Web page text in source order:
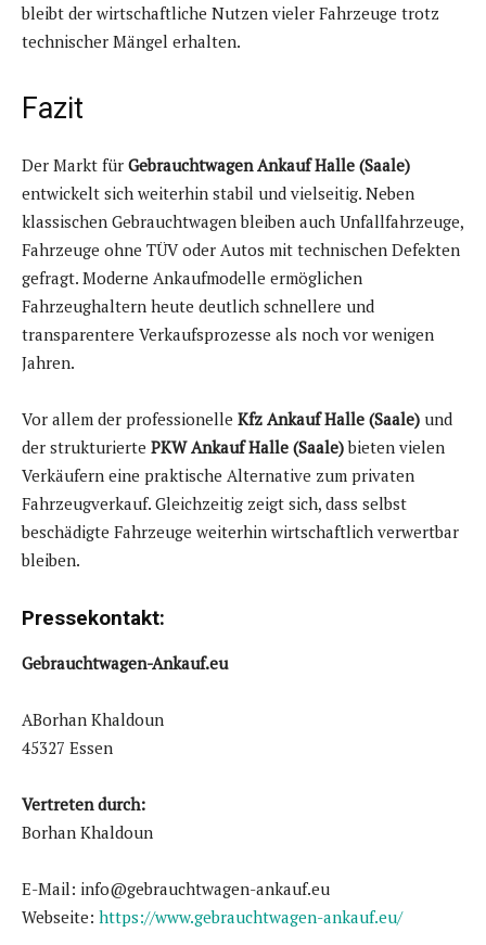
bleibt der wirtschaftliche Nutzen vieler Fahrzeuge trotz
technischer Mängel erhalten.
Fazit
Der Markt für Gebrauchtwagen Ankauf Halle (Saale)
entwickelt sich weiterhin stabil und vielseitig. Neben
klassischen Gebrauchtwagen bleiben auch Unfallfahrzeuge,
Fahrzeuge ohne TÜV oder Autos mit technischen Defekten
gefragt. Moderne Ankaufmodelle ermöglichen
Fahrzeughaltern heute deutlich schnellere und
transparentere Verkaufsprozesse als noch vor wenigen
Jahren.
Vor allem der professionelle Kfz Ankauf Halle (Saale) und
der strukturierte PKW Ankauf Halle (Saale)bieten vielen
Verkäufern eine praktische Alternative zum privaten
Fahrzeugverkauf. Gleichzeitig zeigt sich, dass selbst
beschädigte Fahrzeuge weiterhin wirtschaftlich verwertbar
bleiben.
Pressekontakt:
Gebrauchtwagen-Ankauf.eu
ABorhan Khaldoun
45327 Essen
Vertreten durch:
Borhan Khaldoun
E-Mail: info@gebrauchtwagen-ankauf.eu
Webseite: https://www.gebrauchtwagen-ankauf.eu/